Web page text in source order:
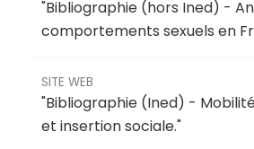
"Bibliographie (hors Ined) -
comportements sexuels en
SITE WEB
"Bibliographie (Ined) -
et insertion sociale."